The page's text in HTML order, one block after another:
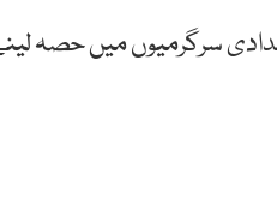
سرگرمیوں میں حصہ